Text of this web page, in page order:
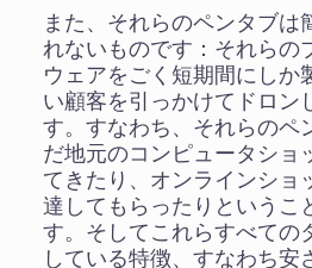
また、それらのペンタブは
れないものです：それらの
ウェアをごく短期間にしか
い顧客を引っかけてドロン
す。すなわち、それらのペ
だ地元のコンピュータショ
てきたり、オンラインショ
達してもらったりというこ
す。そしてこれらすべての
している特徴、すなわち安